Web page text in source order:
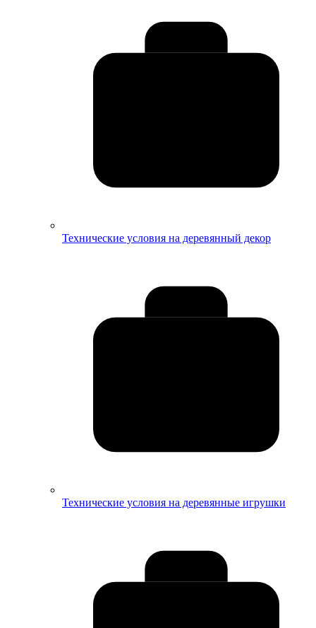
Технические условия на деревянный декор
Технические условия на деревянные игрушки